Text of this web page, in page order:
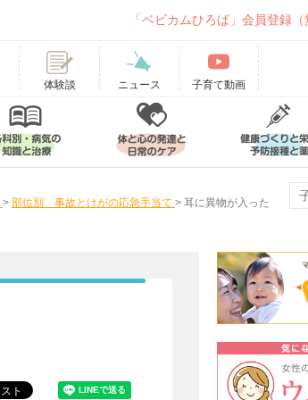
「ベビカムひろば」会員登録（
体験談 ニュース 子育て動画
> 部位別 事故とけがの応急手当て > 耳に異物が入った